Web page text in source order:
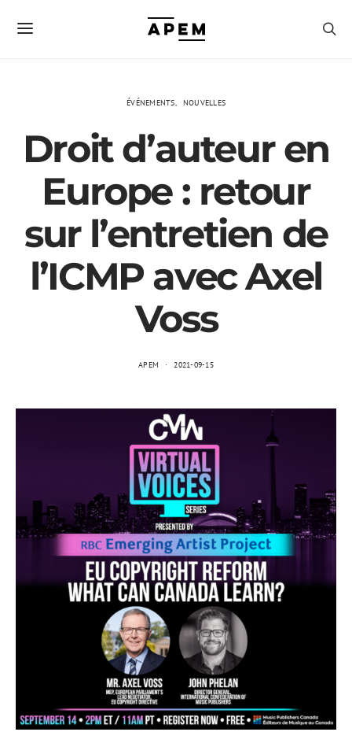
ÉVÉNEMENTS NOUVELLES
Droit d’auteur en
Europe : retour
sur l’entretien de
l’ICMP avec Axel
Voss
APEM 2021-09-15